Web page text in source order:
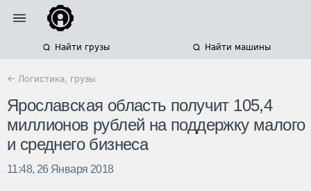
Найти грузы Найти машины
← Логистика, грузы
Ярославская область получит 105,4
миллионов рублей на поддержку малого
и среднего бизнеса
11:48, 26 Января 2018